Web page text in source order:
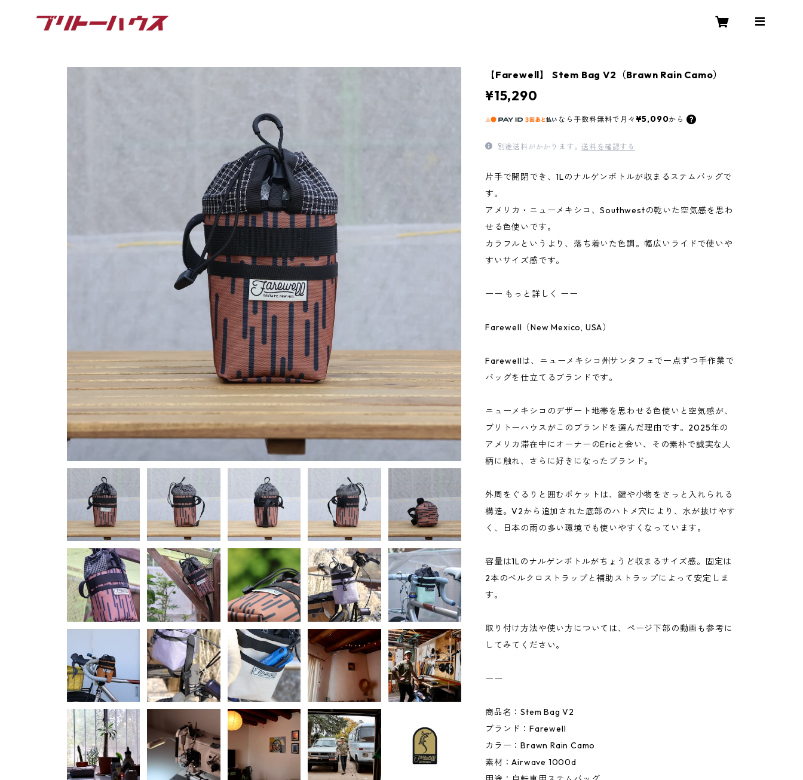
【Farewell】 Stem Bag V2（Brawn Rain Camo）
¥15,290
なら 手数料無料で 月々 ¥5,090から
別途送料がかかります。送料を確認する
片手で開閉でき、1Lのナルゲンボトルが収まるステムバッグで
す。
アメリカ・ニューメキシコ、Southwestの乾いた空気感を思わ
せる色使いです。
カラフルというより、落ち着いた色調。幅広いライドで使いや
すいサイズ感です。
ーー もっと詳しく ーー
Farewell（New Mexico, USA）
Farewellは、ニューメキシコ州サンタフェで一点ずつ手作業で
バッグを仕立てるブランドです。
ニューメキシコのデザート地帯を思わせる色使いと空気感が、
ブリトーハウスがこのブランドを選んだ理由です。2025年の
アメリカ滞在中にオーナーのEricと会い、その素朴で誠実な人
柄に触れ、さらに好きになったブランド。
外周をぐるりと囲むポケットは、鍵や小物をさっと入れられる
構造。V2から追加された底部のハトメ穴により、水が抜けやす
く、日本の雨の多い環境でも使いやすくなっています。
容量は1Lのナルゲンボトルがちょうど収まるサイズ感。固定は
2本のベルクロストラップと補助ストラップによって安定しま
す。
取り付け方法や使い方については、ページ下部の動画も参考に
してみてください。
ーー
商品名：Stem Bag V2
ブランド：Farewell
カラー：Brawn Rain Camo
素材：Airwave 1000d